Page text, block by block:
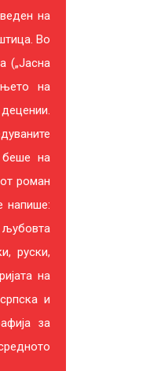
на
Во
(„Јасна
на
беше на
роман
напише:
љубовта
руски,
на
и
за